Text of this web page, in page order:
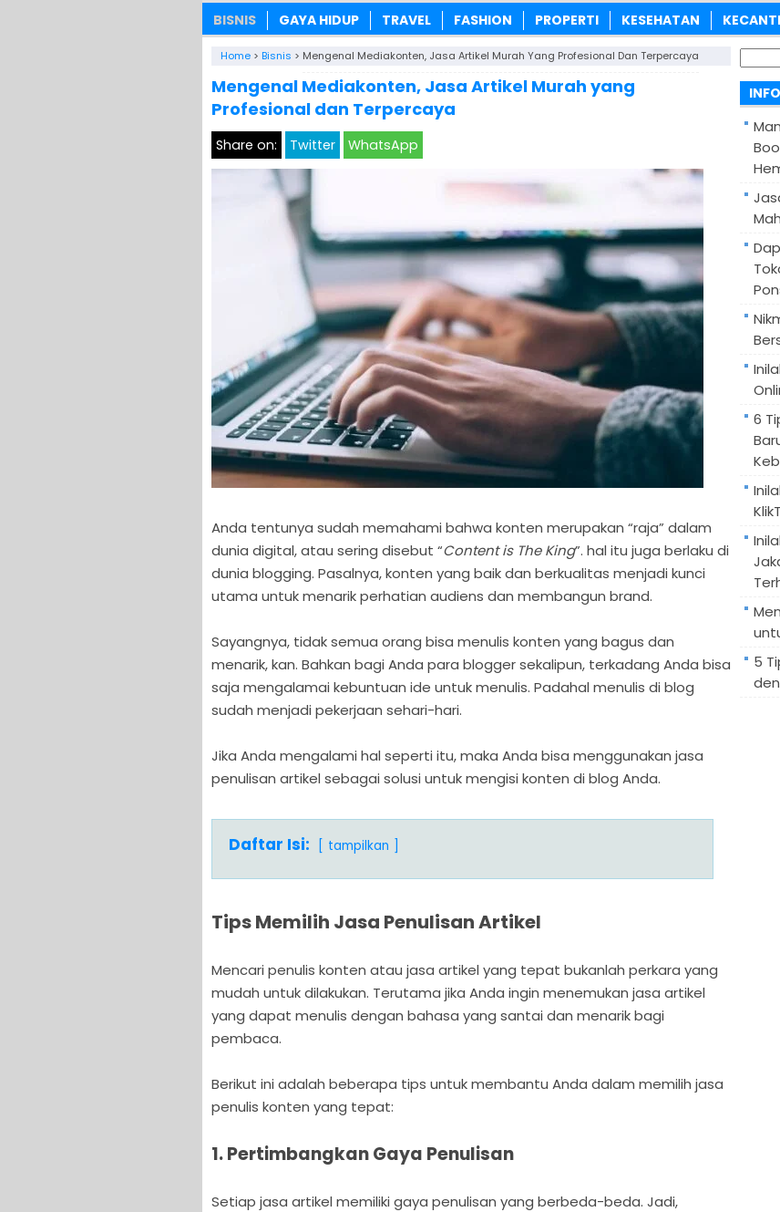
BISNIS GAYA HIDUP TRAVEL FASHION PROPERTI KESEHATAN
Home > Bisnis > Mengenal Mediakonten, Jasa Artikel Murah Yang Profesional Dan Terpercaya
Mengenal Mediakonten, Jasa Artikel Murah yang
Profesional dan Terpercaya
Share on: Twitter WhatsApp
Anda tentunya sudah memahami bahwa konten merupakan “raja” dalam
dunia digital, atau sering disebut “Content is The King”. hal itu juga berlaku di
dunia blogging. Pasalnya, konten yang baik dan berkualitas menjadi kunci
utama untuk menarik perhatian audiens dan membangun brand.
Sayangnya, tidak semua orang bisa menulis konten yang bagus dan
menarik, kan. Bahkan bagi Anda para blogger sekalipun, terkadang Anda bisa
saja mengalamai kebuntuan ide untuk menulis. Padahal menulis di blog
sudah menjadi pekerjaan sehari-hari.
Jika Anda mengalami hal seperti itu, maka Anda bisa menggunakan jasa
penulisan artikel sebagai solusi untuk mengisi konten di blog Anda.
Daftar Isi: tampilkan
Tips Memilih Jasa Penulisan Artikel
Mencari penulis konten atau jasa artikel yang tepat bukanlah perkara yang
mudah untuk dilakukan. Terutama jika Anda ingin menemukan jasa artikel
yang dapat menulis dengan bahasa yang santai dan menarik bagi
pembaca.
Berikut ini adalah beberapa tips untuk membantu Anda dalam memilih jasa
penulis konten yang tepat:
1. Pertimbangkan Gaya Penulisan
Setiap jasa artikel memiliki gaya penulisan yang berbeda-beda. Jadi,
untuk:
6
5